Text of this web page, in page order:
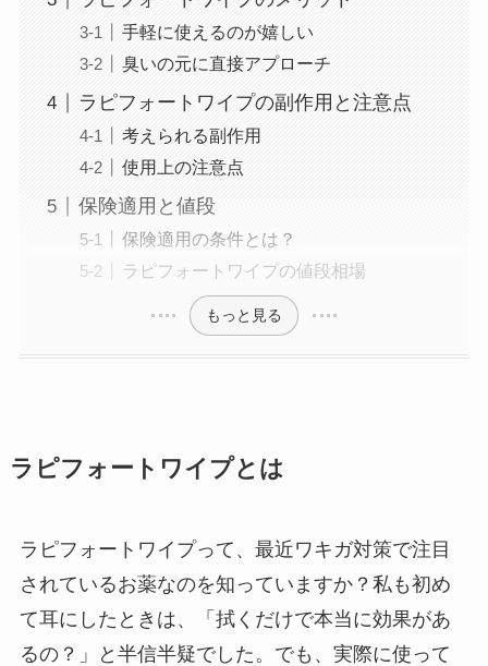
手軽に使えるのが嬉しい
臭いの元に直接アプローチ
ラピフォートワイプの副作用と注意点
考えられる副作用
使用上の注意点
保険適用と値段
保険適用の条件とは？
ラピフォートワイプの値段相場
もっと見る
ラピフォートワイプとは
ラピフォートワイプって、最近ワキガ対策で注目
されているお薬なのを知っていますか？私も初め
て耳にしたときは、「拭くだけで本当に効果があ
るの？」と半信半疑でした。でも、実際に使って